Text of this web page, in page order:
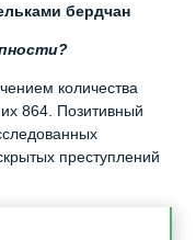
бердчан
количества
864. Позитивный
преступлений